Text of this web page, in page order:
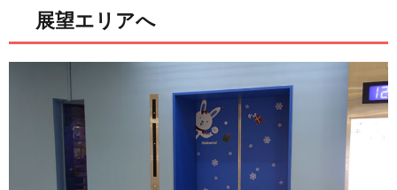
展望エリアへ